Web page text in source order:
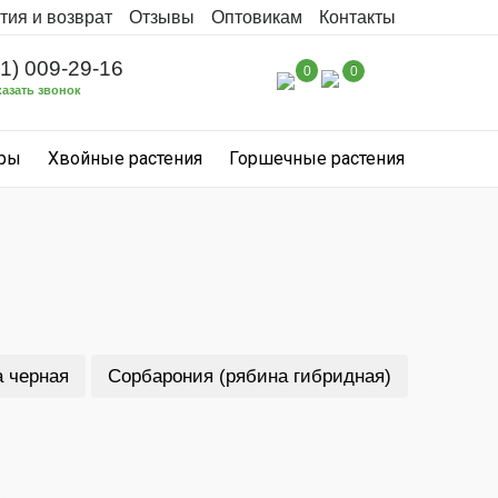
и возврат Отзывы Оптовикам Контакты
009-29-16
звонок
0 0
Хвойные растения Горшечные растения
черная Сорбарония (рябина гибридная)